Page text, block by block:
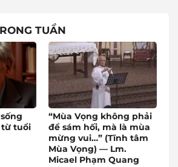
TUẦN
từ tuổi
“Mùa Vọng không phải
để sám hối, mà là mùa
mừng vui…” (Tĩnh tâm
Mùa Vọng) — Lm.
Micael Phạm Quang